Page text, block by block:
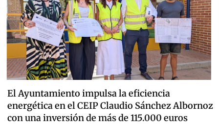
El Ayuntamiento impulsa la eficiencia
energética en el CEIP Claudio Sánchez Albornoz
con una inversión de más de 115.000 euros